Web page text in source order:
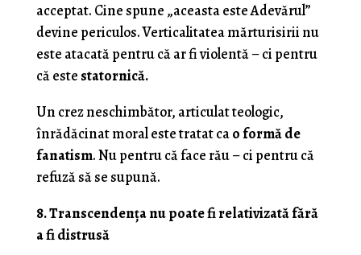
acceptat. Cine spune „aceasta este Adevărul”
devine periculos. Verticalitatea mărturisirii nu
este atacată pentru că ar fi violentă – ci pentru
că este statornică.
Un crez neschimbător, articulat teologic,
înrădăcinat moral este tratat cao formă de
fanatism. Nu pentru că face rău – ci pentru că
refuză să se supună.
8. Transcendența nu poate fi relativizată fără
a fi distrusă